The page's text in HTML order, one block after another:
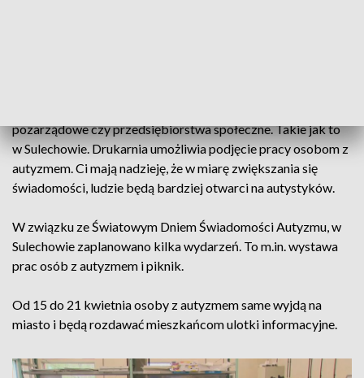
pozarządowe czy przedsiębiorstwa społeczne. Takie jak to
w Sulechowie. Drukarnia umożliwia podjęcie pracy osobom z
autyzmem. Ci mają nadzieję, że w miarę zwiększania się
świadomości, ludzie będą bardziej otwarci na autystyków.
W związku ze Światowym Dniem Świadomości Autyzmu, w
Sulechowie zaplanowano kilka wydarzeń. To m.in. wystawa
prac osób z autyzmem i piknik.
Od 15 do 21 kwietnia osoby z autyzmem same wyjdą na
miasto i będą rozdawać mieszkańcom ulotki informacyjne.